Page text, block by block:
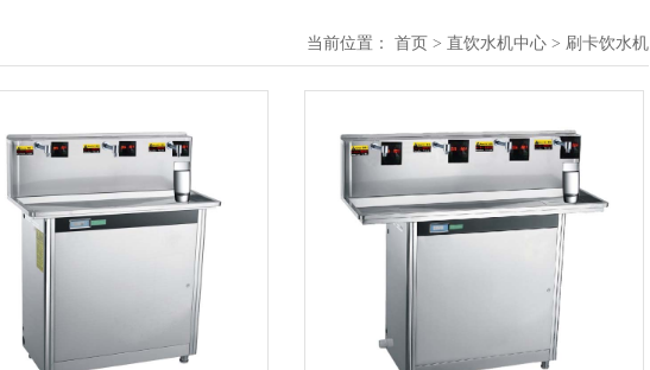
当前位置： 首页 > 直饮水机中心 > 刷卡饮水机